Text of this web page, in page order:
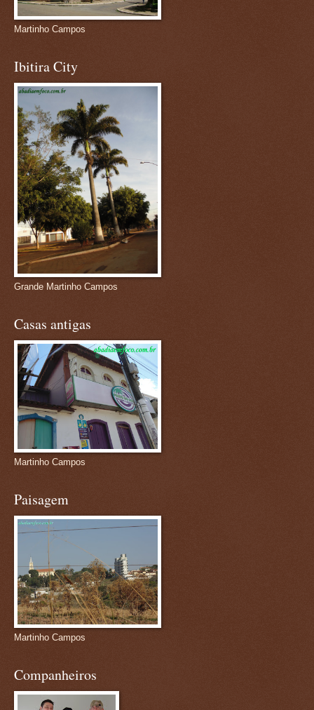
Martinho Campos
Ibitira City
Grande Martinho Campos
Casas antigas
Martinho Campos
Paisagem
Martinho Campos
Companheiros